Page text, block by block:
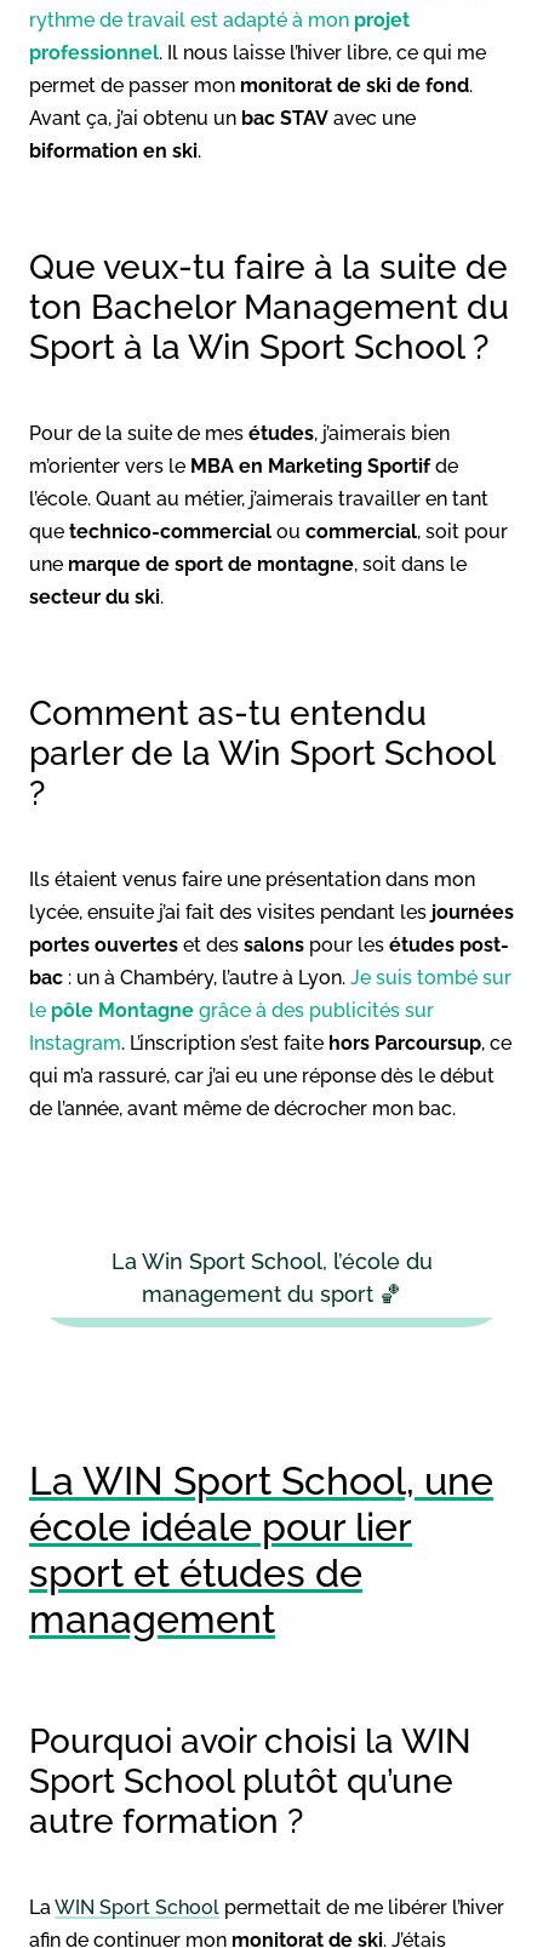
rythme de travail est adapté à mon projet
professionnel. Il nous laisse l’hiver libre, ce qui me
permet de passer mon monitorat de ski de fond.
Avant ça, j’ai obtenu un bac STAV avec une
biformation en ski.
Que veux-tu faire à la suite de
ton Bachelor Management du
Sport à la Win Sport School ?
Pour de la suite de mes études, j’aimerais bien
m’orienter vers le MBA en Marketing Sportifde
l’école. Quant au métier, j’aimerais travailler en tant
que technico-commercial ou commercial, soit pour
une marque de sport de montagne, soit dans le
secteur du ski.
Comment as-tu entendu
parler de la Win Sport School
?
Ils étaient venus faire une présentation dans mon
lycée, ensuite j’ai fait des visites pendant les journées
portes ouvertes et des salons pour les études post-
bac : un à Chambéry, l’autre à Lyon. Je suis tombé sur
le pôle Montagne grâce à des publicités sur
Instagram. L’inscription s’est faite hors Parcoursup, ce
qui m’a rassuré, car j’ai eu une réponse dès le début
de l’année, avant même de décrocher mon bac.
La Win Sport School, l’école du
management du sport 🏀
La WIN Sport School, une
école idéale pour lier
sport et études de
management
Pourquoi avoir choisi la WIN
Sport School plutôt qu’une
autre formation ?
La WIN Sport School permettait de me libérer l’hiver
afin de continuer mon monitorat de ski. J’étais